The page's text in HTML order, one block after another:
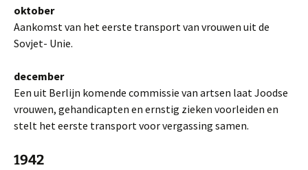
oktober
Aankomst van het eerste transport van vrouwen uit de
Sovjet- Unie.
december
Een uit Berlijn komende commissie van artsen laat Joodse
vrouwen, gehandicapten en ernstig zieken voorleiden en
stelt het eerste transport voor vergassing samen.
1942